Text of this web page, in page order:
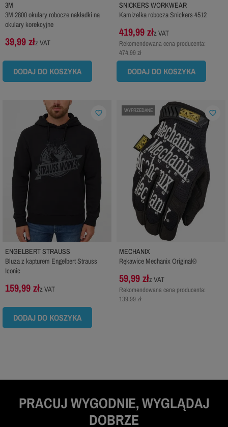
3M
3M 2800 okulary robocze nakładki na
okulary korekcyjne
39,99 złz VAT
DODAJ DO KOSZYKA
SNICKERS WORKWEAR
Kamizelka robocza Snickers 4512
419,99 złz VAT
Rekomendowana cena producenta:
474,99 zł
DODAJ DO KOSZYKA
ENGELBERT STRAUSS
Bluza z kapturem Engelbert Strauss
Iconic
159,99 złz VAT
DODAJ DO KOSZYKA
favorite_border WYPRZEDANE
MECHANIX
Rękawice Mechanix Original®
59,99 złz VAT
Rekomendowana cena producenta:
139,99 zł
favorite_border
PRACUJ WYGODNIE, WYGLĄDAJ
DOBRZE